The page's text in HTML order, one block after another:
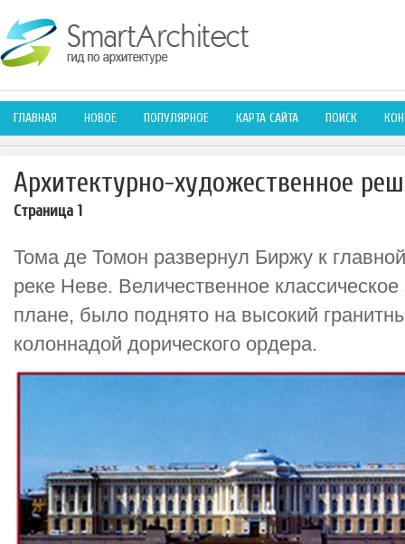
ГЛАВНАЯ НОВОЕ ПОПУЛЯРНОЕ КАРТА САЙТА ПОИСК
Архитектурно-художественное
Страница 1
Тома де Томон развернул Биржу к
реке Неве. Величественное
плане, было поднято на высокий
колоннадой дорического ордера.